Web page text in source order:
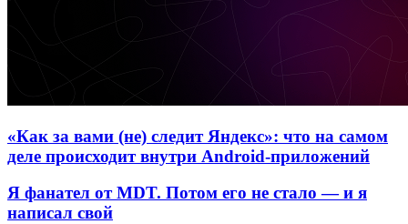
«Как за вами (не) следит Яндекс»: что на самом
деле происходит внутри Android-приложений
Я фанател от MDT. Потом его не стало — и я
написал свой